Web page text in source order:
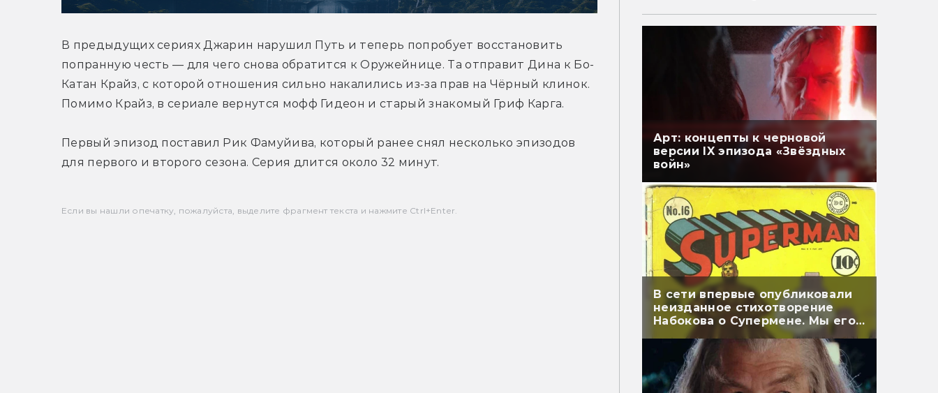
В предыдущих сериях Джарин нарушил Путь и теперь попробует восстановить
попранную честь — для чего снова обратится к Оружейнице. Та отправит Дина к Бо-
Катан Крайз, с которой отношения сильно накалились из-за прав на Чёрный клинок.
Помимо Крайз, в сериале вернутся мофф Гидеон и старый знакомый Гриф Карга.
Первый эпизод поставил Рик Фамуйива, который ранее снял несколько эпизодов
для первого и второго сезона. Серия длится около 32 минут.
Если вы нашли опечатку, пожалуйста, выделите фрагмент текста и нажмите Ctrl+Enter.
Арт: концепты к черновой
версии IX эпизода «Звёздных
войн»
В сети впервые опубликовали
неизданное стихотворение
Набокова о Супермене. Мы его
перевели